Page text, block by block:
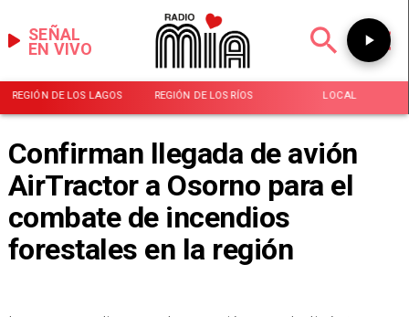
EN VIVO
SEÑAL
REGIÓN DE LOS LAGOS REGIÓN DE LOS RÍOS LOCAL
Confirman llegada de avión
AirTractor a Osorno para el
combate de incendios
forestales en la región